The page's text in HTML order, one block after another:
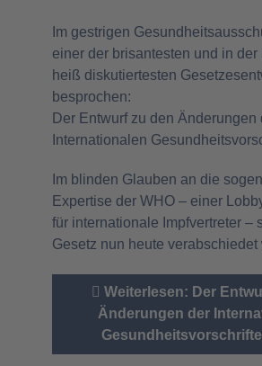
Im gestrigen
einer der brisantesten und in
heiß diskutiertesten
besprochen:
Der Entwurf zu den Änderungen
Internationalen
Im blinden Glauben an die
Expertise der WHO – einer
für internationale Impfvertreter –
Gesetz nun heute verabschiedet
Weiterlesen: Der
Änderungen der